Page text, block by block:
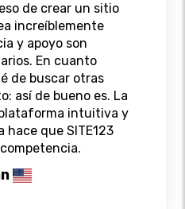
de crear un sitio
increíblemente
y apoyo son
En cuanto
de buscar otras
así de bueno es. La
intuitiva y
hace que SITE123